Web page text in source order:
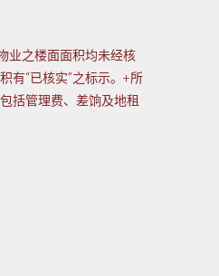
业之楼面面积均未经核
有“已核实”之标示。+所
括管理费、差饷及地租